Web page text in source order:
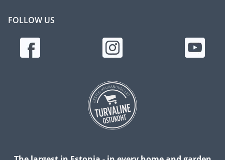
FOLLOW US